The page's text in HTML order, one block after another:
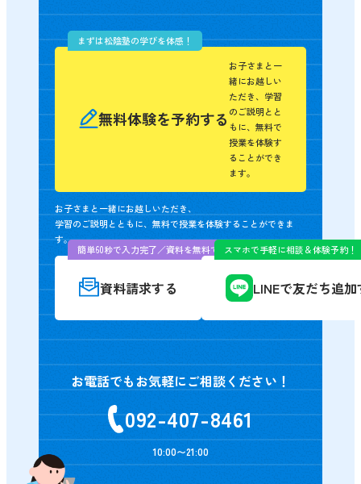
まずは松陰塾の学びを体感！
無料体験を予約する
お子さまと一
緒にお越しい
ただき、学習
のご説明とと
もに、無料で
授業を体験す
ることができ
ます。
お子さまと一緒にお越しいただき、
学習のご説明とともに、無料で授業を体験することができま
す。
簡単60秒で入力完了／資料を無料でお届け
資料請求する
スマホで手軽に相談＆体験予約！
LINEで友だち追
お電話でもお気軽にご相談ください！
092-407-8461
10:00〜21:00